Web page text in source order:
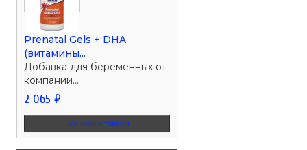
Prenatal Gels + DHA
(витамины...
Добавка для беременных от
компании...
2 065 ₽
Все новые товары